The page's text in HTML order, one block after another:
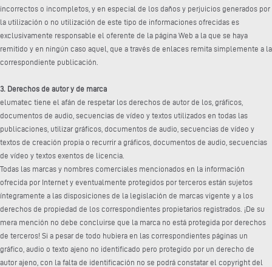
incorrectos o incompletos, y en especial de los daños y perjuicios generados por
la utilización o no utilización de este tipo de informaciones ofrecidas es
exclusivamente responsable el oferente de la página Web a la que se haya
remitido y en ningún caso aquel, que a través de enlaces remita simplemente a la
correspondiente publicación.
3. Derechos de autor y de marca
elumatec tiene el afán de respetar los derechos de autor de los, gráficos,
documentos de audio, secuencias de vídeo y textos utilizados en todas las
publicaciones, utilizar gráficos, documentos de audio, secuencias de vídeo y
textos de creación propia o recurrir a gráficos, documentos de audio, secuencias
de vídeo y textos exentos de licencia.
Todas las marcas y nombres comerciales mencionados en la información
ofrecida por Internet y eventualmente protegidos por terceros están sujetos
íntegramente a las disposiciones de la legislación de marcas vigente y a los
derechos de propiedad de los correspondientes propietarios registrados. ¡De su
mera mención no debe concluirse que la marca no está protegida por derechos
de terceros! Si a pesar de todo hubiera en las correspondientes páginas un
gráfico, audio o texto ajeno no identificado pero protegido por un derecho de
autor ajeno, con la falta de identificación no se podrá constatar el copyright del